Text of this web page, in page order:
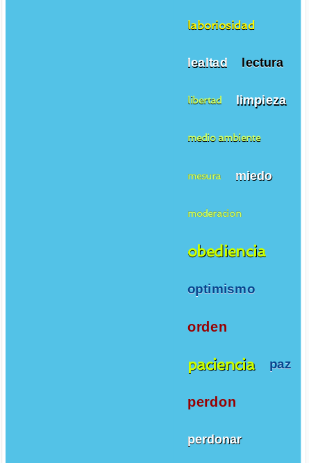
laboriosidad
lealtad lectura
libertad limpieza
medio ambiente
mesura miedo
moderacion
obediencia
optimismo
orden
paciencia paz
perdon
perdonar